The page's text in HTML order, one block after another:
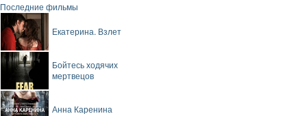
Последние фильмы
Екатерина. Взлет
Бойтесь ходячих
мертвецов
Анна Каренина